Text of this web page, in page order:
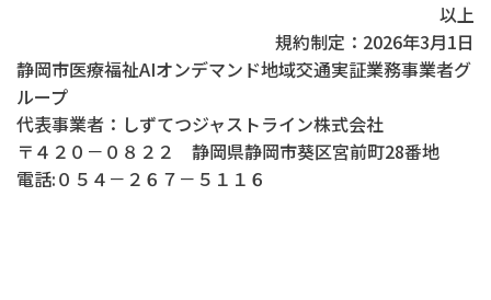
以上
規約制定：2026年3月1日
静岡市医療福祉AIオンデマンド地域交通実証業務事業者グ
ループ
代表事業者：しずてつジャストライン株式会社
〒４２０－０８２２ 静岡県静岡市葵区宮前町28番地
電話:０５４－２６７－５１１６